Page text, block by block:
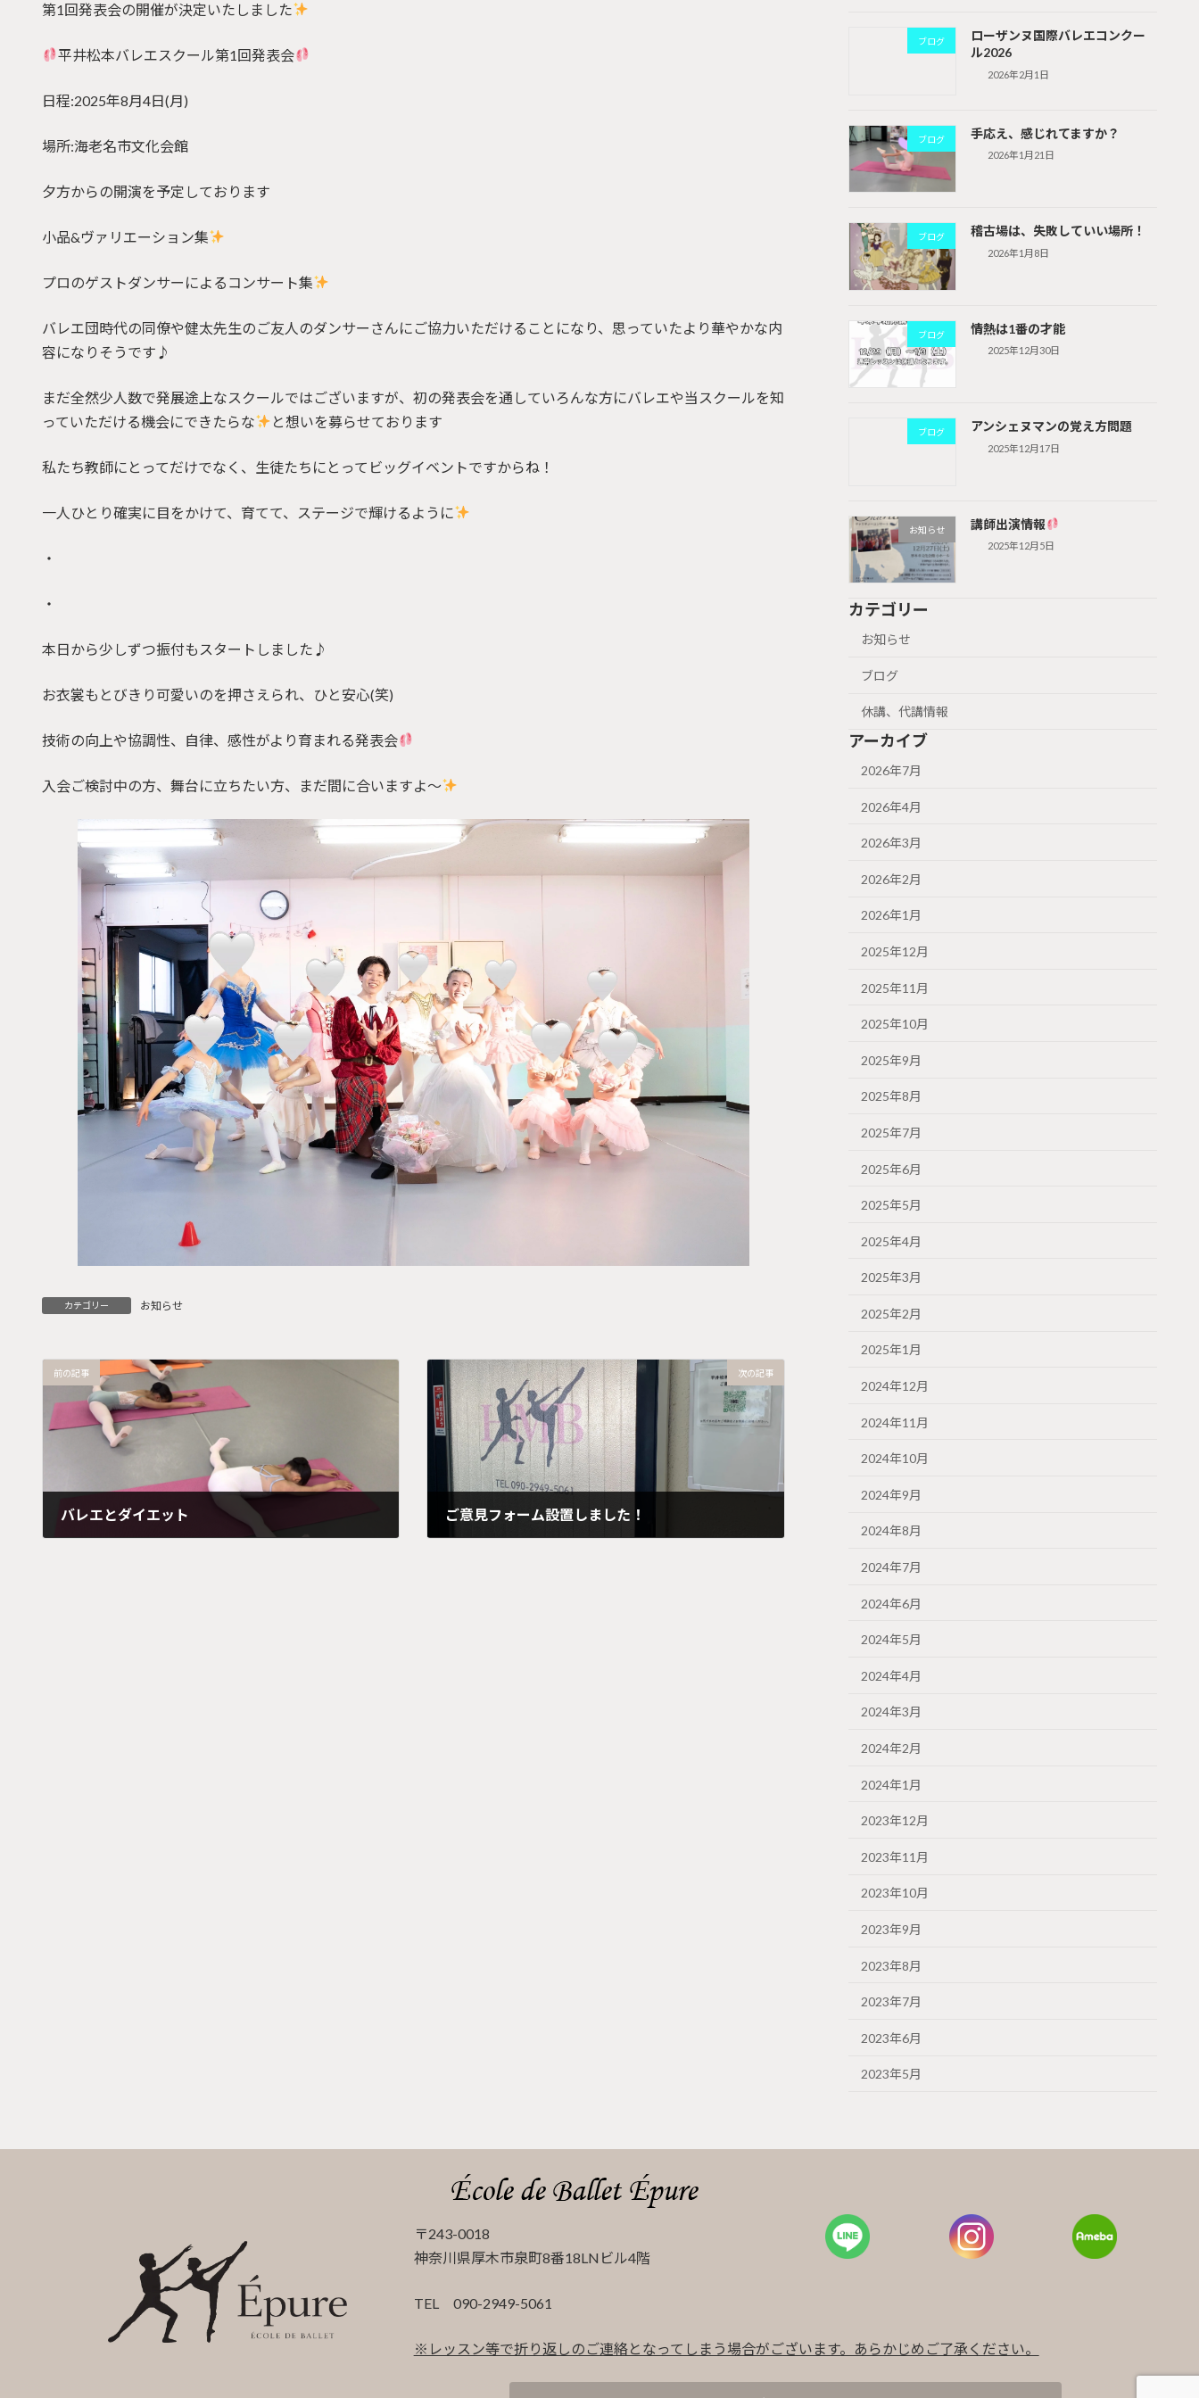
第1回発表会の開催が決定いたしました
平井松本バレエスクール第1回発表会
日程:2025年8月4日(月)
場所:海老名市文化会館
夕方からの開演を予定しております
小品&ヴァリエーション集
プロのゲストダンサーによるコンサート集
バレエ団時代の同僚や健太先生のご友人のダンサーさんにご協力いただけることになり、思っていたより華やかな内
容になりそうです♪
まだ全然少人数で発展途上なスクールではございますが、初の発表会を通していろんな方にバレエや当スクールを知
っていただける機会にできたらな
と想いを募らせております
私たち教師にとってだけでなく、生徒たちにとってビッグイベントですからね！
一人ひとり確実に目をかけて、育てて、ステージで輝けるように
・
・
本日から少しずつ振付もスタートしました♪
お衣裳もとびきり可愛いのを押さえられ、ひと安心(笑)
技術の向上や協調性、自律、感性がより育まれる発表会
入会ご検討中の方、舞台に立ちたい方、まだ間に合いますよ〜
カテゴリー お知らせ
前の記事
バレエとダイエット
次の記事
ご意見フォーム設置しました！
ブログ
ローザンヌ国際バレエコンクー
ル2026
2026年2月1日
ブログ 手応え、感じれてますか？
2026年1月21日
ブログ 稽古場は、失敗していい場所！
2026年1月8日
ブログ 情熱は1番の才能
2025年12月30日
ブログ アンシェヌマンの覚え方問題
2025年12月17日
お知らせ 講師出演情報
2025年12月5日
カテゴリー
お知らせ
ブログ
休講、代講情報
アーカイブ
2026年7月
2026年4月
2026年3月
2026年2月
2026年1月
2025年12月
2025年11月
2025年10月
2025年9月
2025年8月
2025年7月
2025年6月
2025年5月
2025年4月
2025年3月
2025年2月
2025年1月
2024年12月
2024年11月
2024年10月
2024年9月
2024年8月
2024年7月
2024年6月
2024年5月
2024年4月
2024年3月
2024年2月
2024年1月
2023年12月
2023年11月
2023年10月
2023年9月
2023年8月
2023年7月
2023年6月
2023年5月
〒243-0018
神奈川県厚木市泉町8番18LNビル4階
TEL 090-2949-5061
※レッスン等で折り返しのご連絡となってしまう場合がございます。あらかじめご了承ください。